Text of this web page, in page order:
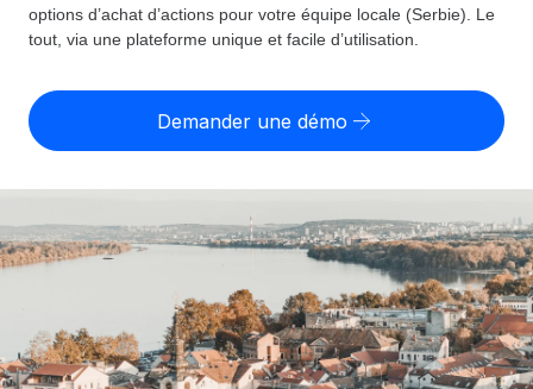
Employer of record
entités
Gestion des freelances
Intégrez et gérez vos freelances partout dans le monde
Sous-traitez les opérations complexes liées à l’emploi
Explorateur de pays
Toutes les informations sur l’emploi à l’international,
Explorateur des États-Unis (par État)
Simplifiez l’embauche à travers les différents États des
Comparer Remote
Examinez notre service par rapport aux autres
CROISSANCE
Start-ups
OUTILS & CALCULATEURS
Évaluez le risque de requalification de contrat par pays
pays
Calculateur de paiement des freelances
Découvrez les devises disponibles et les vitesses de
paiement pour vos freelances internationaux
Tarification
Nederlands
Deutsch
Connexion
options d’achat d’actions pour votre équipe locale (Serbie). Le
tout, via une plateforme unique et facile d’utilisation.
Demander une démo